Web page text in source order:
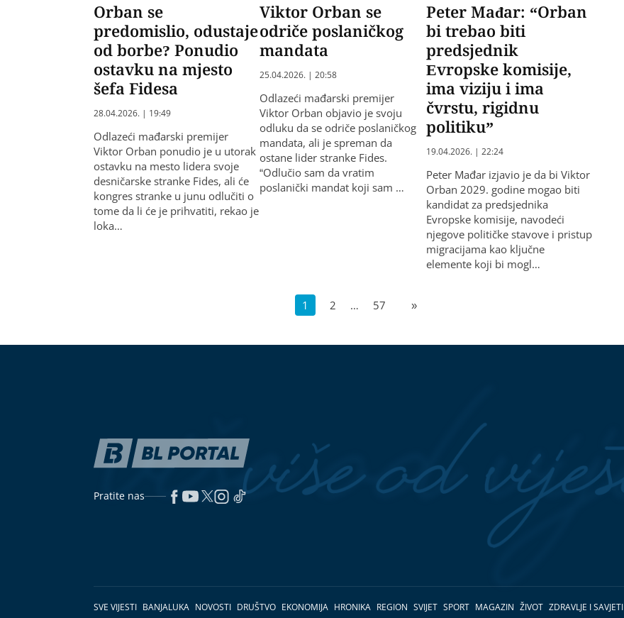
Orban se
predomislio, odustaje
od borbe? Ponudio
ostavku na mjesto
šefa Fidesa
28.04.2026. | 19:49
Odlazeći mađarski premijer
Viktor Orban ponudio je u utorak
ostavku na mesto lidera svoje
desničarske stranke Fides, ali će
kongres stranke u junu odlučiti o
tome da li će je prihvatiti, rekao je
loka…
Viktor Orban se
odriče poslaničkog
mandata
25.04.2026. | 20:58
Odlazeći mađarski premijer
Viktor Orban objavio je svoju
odluku da se odriče poslaničkog
mandata, ali je spreman da
ostane lider stranke Fides.
“Odlučio sam da vratim
poslanički mandat koji sam …
Peter Mađar: “Orban
bi trebao biti
predsjednik
Evropske komisije,
ima viziju i ima
čvrstu, rigidnu
politiku”
19.04.2026. | 22:24
Peter Mađar izjavio je da bi Viktor
Orban 2029. godine mogao biti
kandidat za predsjednika
Evropske komisije, navodeći
njegove političke stavove i pristup
migracijama kao ključne
elemente koji bi mogl…
1 2 … 57 »
Pratite nas
SVE VIJESTI BANJALUKA NOVOSTI DRUŠTVO EKONOMIJA HRONIKA REGION SVIJET SPORT MAGAZIN ŽIVOT ZDRAVLJE I SAVJETI